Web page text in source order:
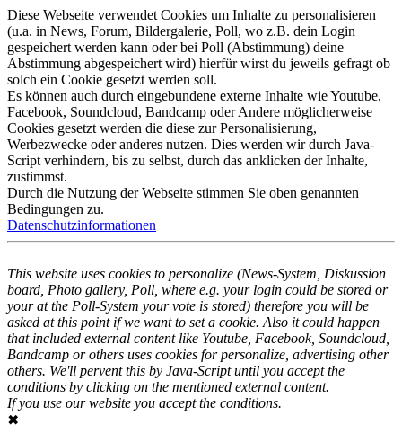
Diese Webseite verwendet Cookies um Inhalte zu personalisieren
(u.a. in News, Forum, Bildergalerie, Poll, wo z.B. dein Login
gespeichert werden kann oder bei Poll (Abstimmung) deine
Abstimmung abgespeichert wird) hierfür wirst du jeweils gefragt ob
solch ein Cookie gesetzt werden soll.
Es können auch durch eingebundene externe Inhalte wie Youtube,
Facebook, Soundcloud, Bandcamp oder Andere möglicherweise
Cookies gesetzt werden die diese zur Personalisierung,
Werbezwecke oder anderes nutzen. Dies werden wir durch Java-
Script verhindern, bis zu selbst, durch das anklicken der Inhalte,
zustimmst.
Durch die Nutzung der Webseite stimmen Sie oben genannten
Bedingungen zu.
Datenschutzinformationen
This website uses cookies to personalize (News-System, Diskussion
board, Photo gallery, Poll, where e.g. your login could be stored or
your at the Poll-System your vote is stored) therefore you will be
asked at this point if we want to set a cookie. Also it could happen
that included external content like Youtube, Facebook, Soundcloud,
Bandcamp or others uses cookies for personalize, advertising other
others. We'll pervent this by Java-Script until you accept the
conditions by clicking on the mentioned external content.
If you use our website you accept the conditions.
✖